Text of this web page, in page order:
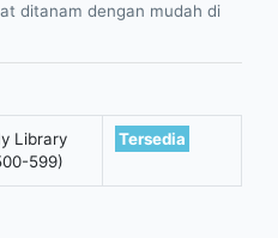
ditanam dengan mudah di
Library
599)
Tersedia